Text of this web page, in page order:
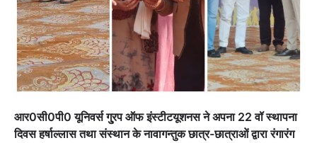
आर0सी0पी0 यूनिवर्स गु्रप ऑफ इंस्टीटयूशनस ने अपना 22 वॉ स्थापना
दिवस हर्षाल्लास तथा संस्थान के नावागन्तुक छात्र-छात्राओं द्वारा रंगारंग